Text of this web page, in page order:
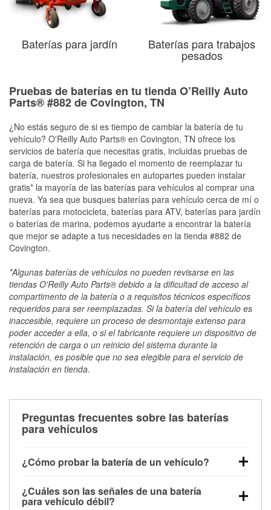
Baterías para jardín Baterías para trabajos
pesados
Pruebas de baterías en tu tienda O’Reilly Auto
Parts® #882 de Covington, TN
¿No estás seguro de si es tiempo de cambiar la batería de tu
vehículo? O'Reilly Auto Parts® en Covington, TN ofrece los
servicios de batería que necesitas gratis, incluidas pruebas de
carga de batería. Si ha llegado el momento de reemplazar tu
batería, nuestros profesionales en autopartes pueden instalar
gratis* la mayoría de las baterías para vehículos al comprar una
nueva. Ya sea que busques baterías para vehículo cerca de mí o
baterías para motocicleta, baterías para ATV, baterías para jardín
o baterías de marina, podemos ayudarte a encontrar la batería
que mejor se adapte a tus necesidades en la tienda #882 de
Covington.
*Algunas baterías de vehículos no pueden revisarse en las
tiendas O'Reilly Auto Parts® debido a la dificultad de acceso al
compartimento de la batería o a requisitos técnicos específicos
requeridos para ser reemplazadas. Si la batería del vehículo es
inaccesible, requiere un proceso de desmontaje extenso para
poder acceder a ella, o si el fabricante requiere un dispositivo de
retención de carga o un reinicio del sistema durante la
instalación, es posible que no sea elegible para el servicio de
instalación en tienda.
Preguntas frecuentes sobre las baterías
para vehículos
¿Cómo probar la batería de un vehículo?
maneras. El método más rápido es utilizar un
¿Cuáles son las señales de una batería
para vehículo débil?